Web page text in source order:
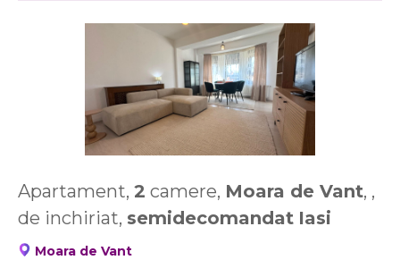
Apartament, 2 camere, Moara de Vant, ,
de inchiriat, semidecomandat Iasi
Moara de Vant